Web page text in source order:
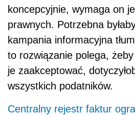
koncepcyjnie, wymaga on
prawnych. Potrzebna
kampania informacyjna
to rozwiązanie polega,
je zaakceptować,
wszystkich podatników.
Centralny rejestr faktur